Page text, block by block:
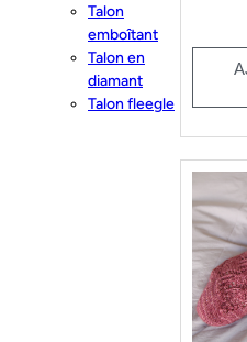
Talon
emboîtant
Talon en
diamant
Talon fleegle